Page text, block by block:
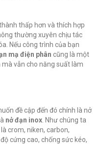
thấp hơn và thích hợp
thường xuyên chịu tác
Nếu công trình của bạn
mạ điện phân cũng là một
vẫn cho năng suất làm
đề cập đến đó chính là nở
nở đạn inox . Như chúng ta
crom, niken, carbon,
cứng cao, chống sức kéo,